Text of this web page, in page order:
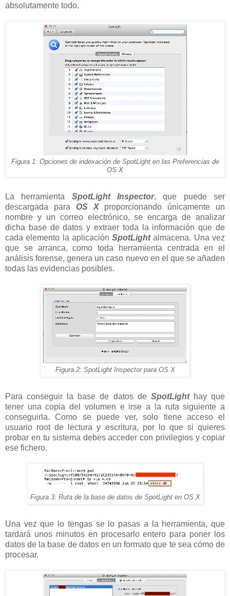
absolutamente todo.
Figura 1: Opciones de indexación de SpotLight en las Preferencias de
OS X
La herramienta SpotLight Inspector, que puede ser
descargada para OS Xproporcionando únicamente un
nombre y un correo electrónico, se encarga de analizar
dicha base de datos y extraer toda la información que de
cada elemento la aplicaciónSpotLightalmacena. Una vez
que se arranca, como toda herramienta centrada en el
análisis forense, genera un caso nuevo en el que se añaden
todas las evidencias posibles.
Figura 2: SpotLight Inspector para OS X
Para conseguir la base de datos de SpotLighthay que
tener una copia del volumen e irse a la ruta siguiente a
conseguirla. Como se puede ver, solo tiene acceso el
usuario root de lectura y escritura, por lo que si quieres
probar en tu sistema debes acceder con privilegios y copiar
ese fichero.
Figura 3: Ruta de la base de datos de SpotLight en OS X
Una vez que lo tengas se lo pasas a la herramienta, que
tardará unos minutos en procesarlo entero para poner los
datos de la base de datos en un formato que te sea cómo de
procesar.